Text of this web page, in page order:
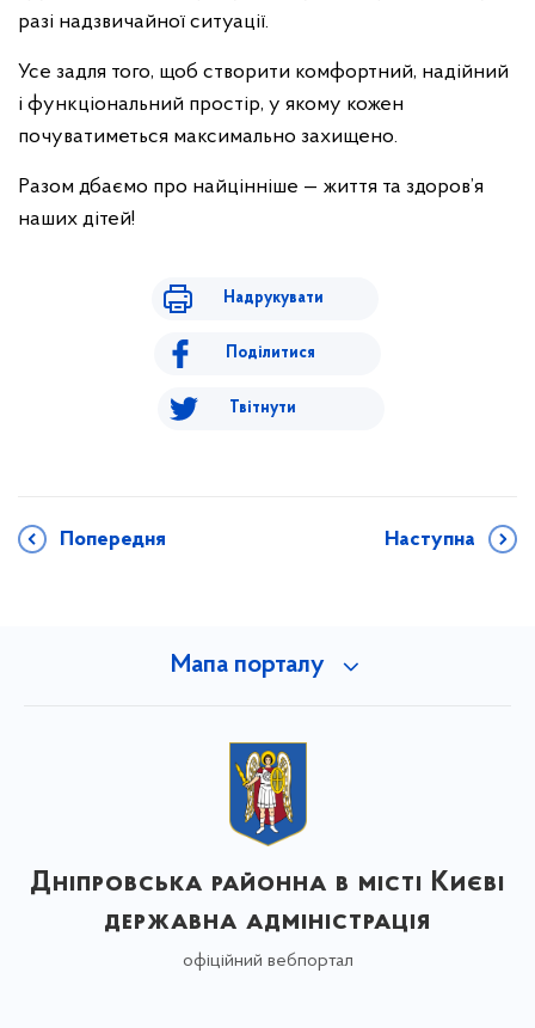
разі надзвичайної ситуації.
Усе задля того, щоб створити комфортний, надійний
і функціональний простір, у якому кожен
почуватиметься максимально захищено.
Разом дбаємо про найцінніше — життя та здоров’я
наших дітей!
Надрукувати
Поділитися
Твітнути
Попередня Наступна
Мапа порталу
Дніпровська районна в місті Києві
державна адміністрація
офіційний вебпортал